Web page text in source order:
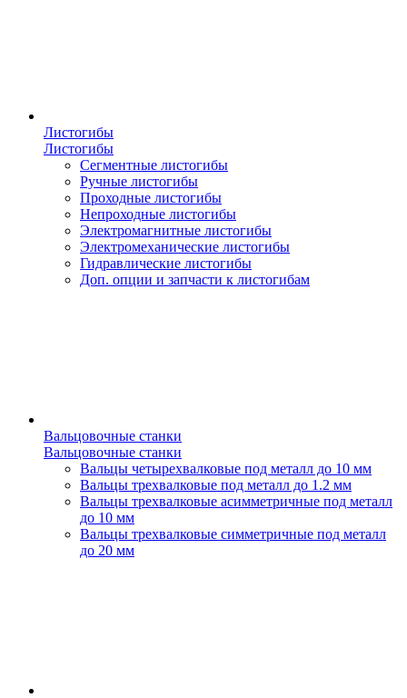
Листогибы
Листогибы
Сегментные листогибы
Ручные листогибы
Проходные листогибы
Непроходные листогибы
Электромагнитные листогибы
Электромеханические листогибы
Гидравлические листогибы
Доп. опции и запчасти к листогибам
Вальцовочные станки
Вальцовочные станки
Вальцы четырехвалковые под металл до 10 мм
Вальцы трехвалковые под металл до 1.2 мм
Вальцы трехвалковые асимметричные под металл
до 10 мм
Вальцы трехвалковые симметричные под металл
до 20 мм